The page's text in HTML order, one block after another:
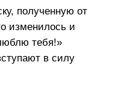
полученную от
изменилось и
тебя!»
в силу